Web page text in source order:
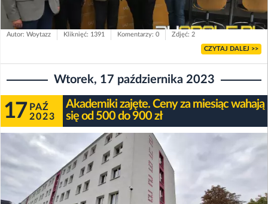
Autor: Woytazz Kliknięć: 1391 Komentarzy: 0 Zdjęć: 2
CZYTAJ DALEJ >>
Wtorek, 17 października 2023
17 PAŹ
2023
Akademiki zajęte. Ceny za miesiąc wahają
się od 500 do 900 zł